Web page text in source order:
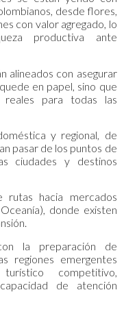
desde flores,
con valor agregado, lo
productiva ante
alineados con asegurar
en papel, sino que
para todas las
y regional, de
pasar de los puntos de
ciudades y destinos
rutas hacia mercados
donde existen
la preparación de
regiones emergentes
competitivo,
de atención